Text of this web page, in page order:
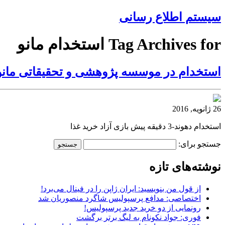
سیستم اطلاع رسانی
Tag Archives for استخدام مانو
استخدام در موسسه پژوهشی و تحقیقاتی
26 ژانویه, 2016
استخدام دهوند-3 دقیقه پیش بازی آزاد خرید غذا
جستجو برای:
نوشته‌های تازه
از قول من بنویسید: ایران ژاپن را در فینال می‌برد!
اختصاصی: مدافع پرسپولیس شاگرد منصوریان شد
رونمایی از دو خرید جدید پرسپولیس!
فوری: جواد نکونام به لیگ برتر برگشت